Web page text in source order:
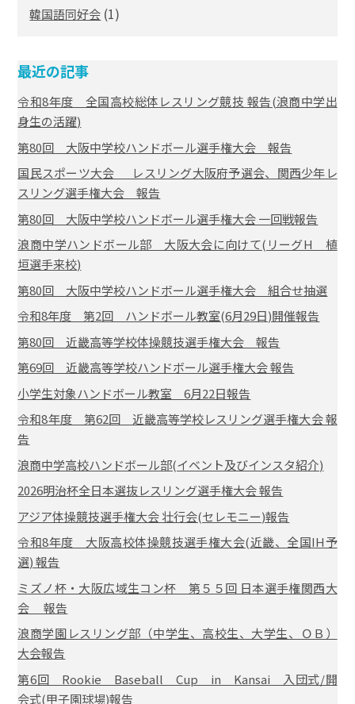
韓国語同好会 (1)
最近の記事
令和8年度 全国高校総体レスリング競技 報告(浪商中学出
身生の活躍)
第80回 大阪中学校ハンドボール選手権大会 報告
国民スポーツ大会 レスリング大阪府予選会、関西少年レ
スリング選手権大会 報告
第80回 大阪中学校ハンドボール選手権大会 一回戦報告
浪商中学ハンドボール部 大阪大会に向けて(リーグH 植
垣選手来校)
第80回 大阪中学校ハンドボール選手権大会 組合せ抽選
令和8年度 第2回 ハンドボール教室(6月29日)開催報告
第80回 近畿高等学校体操競技選手権大会 報告
第69回 近畿高等学校ハンドボール選手権大会 報告
小学生対象ハンドボール教室 6月22日報告
令和8年度 第62回 近畿高等学校レスリング選手権大会 報
告
浪商中学高校ハンドボール部(イベント及びインスタ紹介)
2026明治杯全日本選抜レスリング選手権大会 報告
アジア体操競技選手権大会 壮行会(セレモニー)報告
令和8年度 大阪高校体操競技選手権大会(近畿、全国IH予
選) 報告
ミズノ杯・大阪広域生コン杯 第５５回 日本選手権関西大
会 報告
浪商学園レスリング部（中学生、高校生、大学生、ＯＢ）
大会報告
第6回 Rookie Baseball Cup in Kansai 入団式/開
会式(甲子園球場)報告